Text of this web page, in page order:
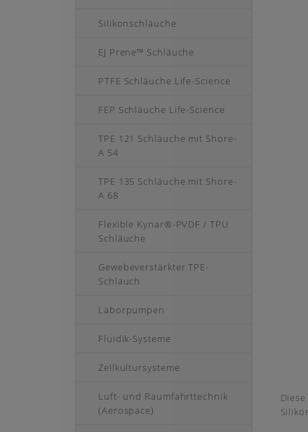
Silikonschläuche
EJ Prene™ Schläuche
PTFE Schläuche Life-Science
FEP Schläuche Life-Science
TPE 121 Schläuche mit Shore-
A 54
TPE 135 Schläuche mit Shore-
A 68
Flexible Kynar®-PVDF / TPU
Schläuche
Gewebeverstärkter TPE-
Schlauch
Laborpumpen
Fluidik-Systeme
Zellkultursysteme
Luft- und Raumfahrttechnik
(Aerospace)